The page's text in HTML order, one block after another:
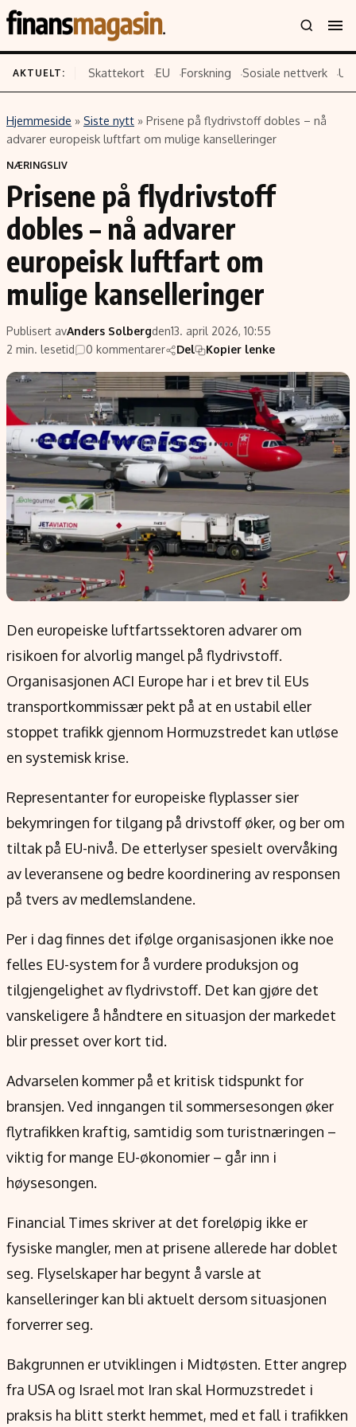
Innhold
Siste nytt
Eiendom
Energi og klima
Finans
Fritid
Hav og sjømat
Verden
Emner
Økonomi
Politikk
Selskaper
Teknologi
Forbrukerrettigheter
Aksjer
Forskning
Google
Kunstig intelligens
Infrastruktur
BitCoin
EU-Kommisjonen
Grønt skifte
Retningslinjer
Personvernerklæring
Annonsepolicy
Brukervilkår
Cookiepolicy
Retningslinjer for rettelser
Redaksjonell policy
Informasjon
Kontakt oss
Forfattere og redaksjon
Etiske retningslinjer
Verdensnyheter
Alt om penger på engelsk
AKTUELT: Skattekort EU Forskning Sosiale nettverk
Hjemmeside » Siste nytt » Prisene på flydrivstoff dobles – nå
advarer europeisk luftfart om mulige kanselleringer
NÆRINGSLIV
Prisene på flydrivstoff
dobles – nå advarer
europeisk luftfart om
mulige kanselleringer
Publisert avAnders Solbergden13. april 2026, 10:55
2 min. lesetid
0 kommentarer Del Kopier lenke
Den europeiske luftfartssektoren advarer om
risikoen for alvorlig mangel på flydrivstoff.
Organisasjonen ACI Europe har i et brev til EUs
transportkommissær pekt på at en ustabil eller
stoppet trafikk gjennom Hormuzstredet kan utløse
en systemisk krise.
Representanter for europeiske flyplasser sier
bekymringen for tilgang på drivstoff øker, og ber om
tiltak på EU-nivå. De etterlyser spesielt overvåking
av leveransene og bedre koordinering av responsen
på tvers av medlemslandene.
Per i dag finnes det ifølge organisasjonen ikke noe
felles EU-system for å vurdere produksjon og
tilgjengelighet av flydrivstoff. Det kan gjøre det
vanskeligere å håndtere en situasjon der markedet
blir presset over kort tid.
Advarselen kommer på et kritisk tidspunkt for
bransjen. Ved inngangen til sommersesongen øker
flytrafikken kraftig, samtidig som turistnæringen –
viktig for mange EU-økonomier – går inn i
høysesongen.
Financial Times skriver at det foreløpig ikke er
fysiske mangler, men at prisene allerede har doblet
seg. Flyselskaper har begynt å varsle at
kanselleringer kan bli aktuelt dersom situasjonen
forverrer seg.
Bakgrunnen er utviklingen i Midtøsten. Etter angrep
fra USA og Israel mot Iran skal Hormuzstredet i
praksis ha blitt sterkt hemmet, med et fall i trafikken